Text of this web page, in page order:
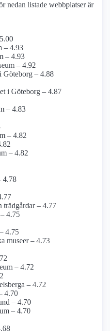
nedan listade webbplatser är
– 4.93
– 4.93
– 4.92
Göteborg – 4.88
i Göteborg – 4.87
– 4.83
– 4.82
– 4.82
4.78
trädgårdar – 4.77
4.75
4.75
museer – 4.73
– 4.72
– 4.72
4.70
– 4.70
– 4.70